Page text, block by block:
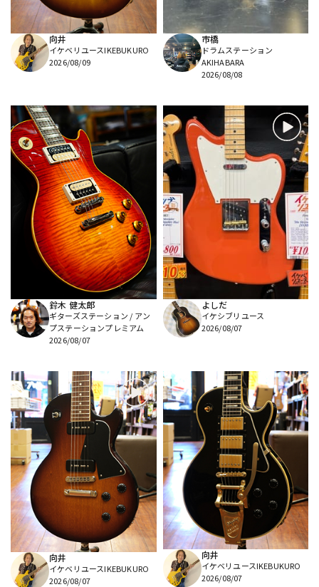
向井
イケベリユースIKEBUKURO
2026/08/09
市橋
ドラムステーション
AKIHABARA
2026/08/08
鈴木 健太郎
ギターズステーション / アン
プステーションプレミアム
2026/08/07
よしだ
イケシブリユース
2026/08/07
向井
イケベリユースIKEBUKURO
2026/08/07
向井
イケベリユースIKEBUKURO
2026/08/07